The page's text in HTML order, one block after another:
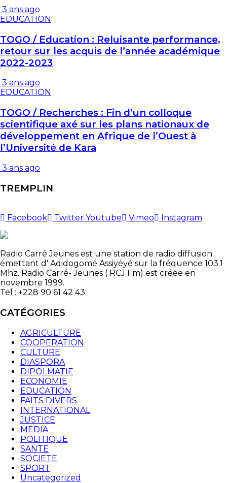
3 ans ago
EDUCATION
TOGO / Education : Reluisante performance,
retour sur les acquis de l’année académique
2022-2023
3 ans ago
EDUCATION
TOGO / Recherches : Fin d’un colloque
scientifique axé sur les plans nationaux de
développement en Afrique de l’Ouest à
l’Université de Kara
3 ans ago
TREMPLIN
Facebook Twitter Youtube Vimeo Instagram
Radio Carré Jeunes est une station de radio diffusion
émettant d' Adidogomé Assiyéyé sur la fréquence 103.1
Mhz. Radio Carré- Jeunes ( RCJ Fm) est créee en
novembre 1999.
Tel : +228 90 61 42 43
CATÉGORIES
AGRICULTURE
COOPERATION
CULTURE
DIASPORA
DIPOLMATIE
ECONOMIE
EDUCATION
FAITS DIVERS
INTERNATIONAL
JUSTICE
MEDIA
POLITIQUE
SANTE
SOCIETE
SPORT
Uncategorized